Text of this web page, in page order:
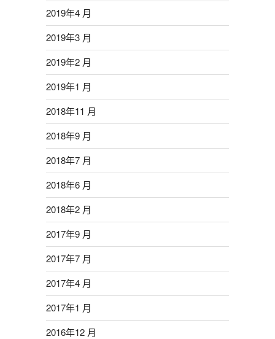
2019年4 月
2019年3 月
2019年2 月
2019年1 月
2018年11 月
2018年9 月
2018年7 月
2018年6 月
2018年2 月
2017年9 月
2017年7 月
2017年4 月
2017年1 月
2016年12 月